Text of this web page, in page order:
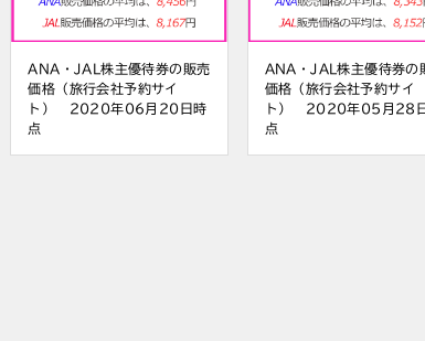
ANA・JAL株主優待券の販売
価格（旅行会社予約サイ
ト） 2020年06月20日時
点
ANA・JAL株主優待券の
価格（旅行会社予約サイ
ト） 2020年05月28
点